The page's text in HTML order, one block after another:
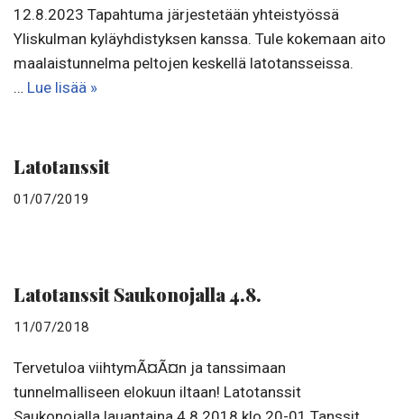
12.8.2023 Tapahtuma järjestetään yhteistyössä
Yliskulman kyläyhdistyksen kanssa. Tule kokemaan aito
maalaistunnelma peltojen keskellä latotansseissa.
… Lue lisää »
Latotanssit
01/07/2019
Latotanssit Saukonojalla 4.8.
11/07/2018
Tervetuloa viihtymÃ¤Ã¤n ja tanssimaan
tunnelmalliseen elokuun iltaan! Latotanssit